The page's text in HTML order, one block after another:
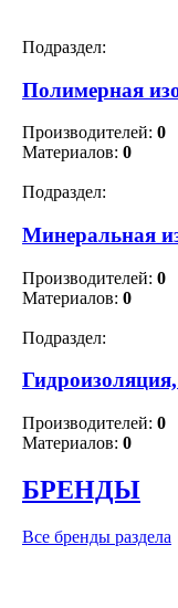
Подраздел:
Полимерная
Производителей: 0
Материалов: 0
Подраздел:
Минеральная
Производителей: 0
Материалов: 0
Подраздел:
Производителей: 0
Материалов: 0
БРЕНДЫ
Все бренды раздела